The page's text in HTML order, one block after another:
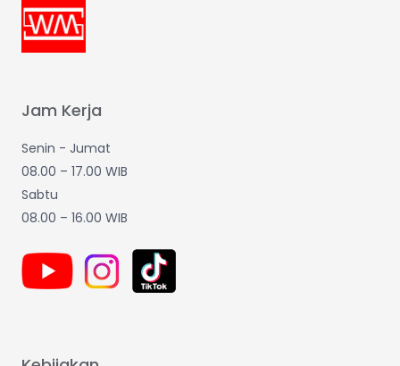
Jam Kerja
Senin - Jumat
08.00 – 17.00 WIB
Sabtu
08.00 – 16.00 WIB